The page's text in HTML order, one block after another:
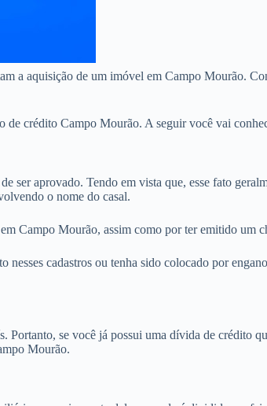
a aquisição de um imóvel em Campo Mourão.
de crédito Campo Mourão. A seguir você vai
aprovado. Tendo em vista que, esse fato
o nome do casal.
Campo Mourão, assim como por ter emitido um
cadastros ou tenha sido colocado por
se você já possui uma dívida de crédito
Mourão.